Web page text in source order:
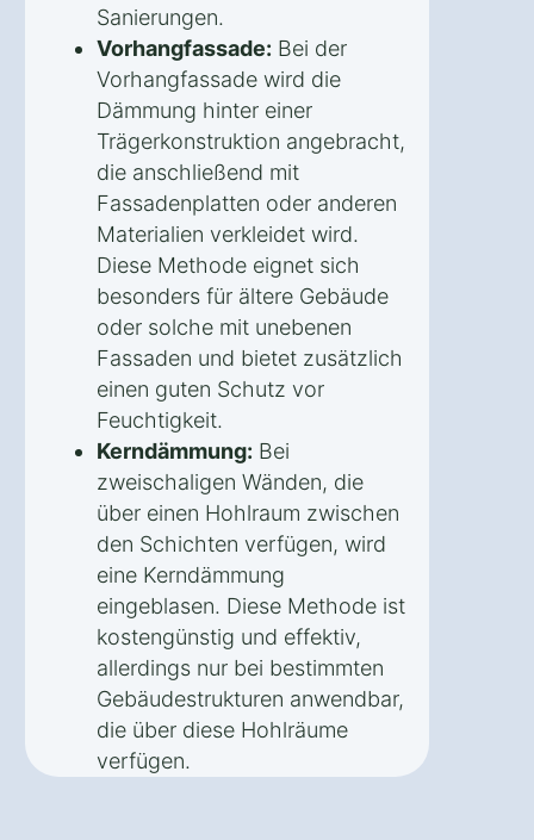
Sanierungen.
Vorhangfassade: Bei der
Vorhangfassade wird die
Dämmung hinter einer
Trägerkonstruktion angebracht,
die anschließend mit
Fassadenplatten oder anderen
Materialien verkleidet wird.
Diese Methode eignet sich
besonders für ältere Gebäude
oder solche mit unebenen
Fassaden und bietet zusätzlich
einen guten Schutz vor
Feuchtigkeit.
Kerndämmung: Bei
zweischaligen Wänden, die
über einen Hohlraum zwischen
den Schichten verfügen, wird
eine Kerndämmung
eingeblasen. Diese Methode ist
kostengünstig und effektiv,
allerdings nur bei bestimmten
Gebäudestrukturen anwendbar,
die über diese Hohlräume
verfügen.